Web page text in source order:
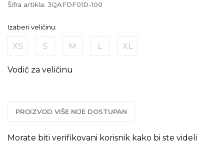
Šifra artikla: 3QAFDF01D-100
Izaberi veličinu:
XS S M L XL
Vodič za veličinu
PROIZVOD VIŠE NIJE DOSTUPAN
Morate biti verifikovani korisnik kako bi ste videli